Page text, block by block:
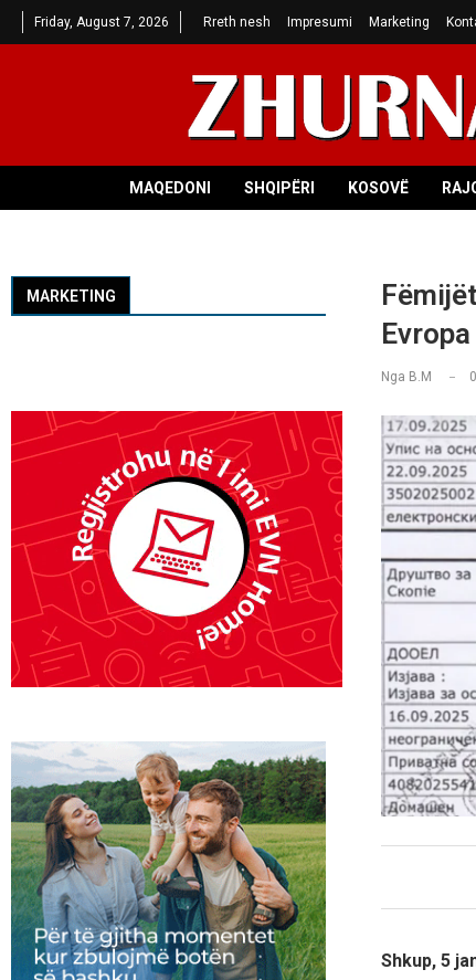
Friday, August 7, 2026 Rreth nesh Impresumi Marketing
MAQEDONI SHQIPËRI KOSOVË
Nga B.M
Shkup, 5
MARKETING